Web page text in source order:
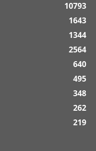
10793
1643
1344
2564
640
495
348
262
219